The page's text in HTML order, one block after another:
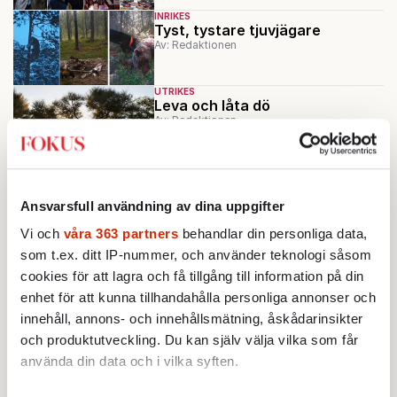
Ansvarsfull användning av dina uppgifter
Vi och våra 363 partners behandlar din personliga data,
som t.ex. ditt IP-nummer, och använder teknologi såsom
cookies för att lagra och få tillgång till information på din
enhet för att kunna tillhandahålla personliga annonser och
innehåll, annons- och innehållsmätning, åskådarinsikter
och produktutveckling. Du kan själv välja vilka som får
använda din data och i vilka syften.
INRIKES
Tyst, tystare tjuvjägare
Av: Redaktionen
UTRIKES
Leva och låta dö
Av: Redaktionen
Varning för slacktivister
Ladda fler
Mest lästa